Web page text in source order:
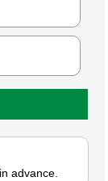
advance.